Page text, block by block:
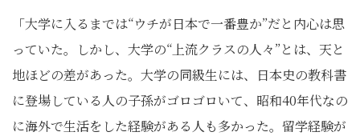
「大学に入るまでは“ウチが日本で一番豊か”だと内心は思
っていた。しかし、大学の“上流クラスの人々”とは、天と
地ほどの差があった。大学の同級生には、日本史の教科書
に登場している人の子孫がゴロゴロいて、昭和40年代なの
に海外で生活をした経験がある人も多かった。留学経験が